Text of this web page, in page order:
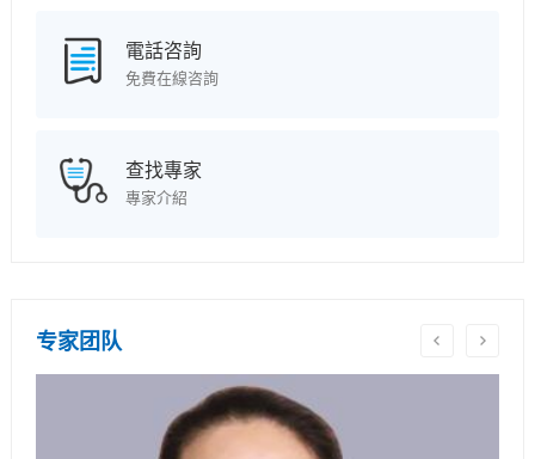
電話咨詢
免費在線咨詢
查找專家
專家介紹
专家团队